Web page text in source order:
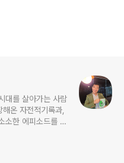
대를 살아가는 사람
온 자전적기록과,
소한 에피소드를 전